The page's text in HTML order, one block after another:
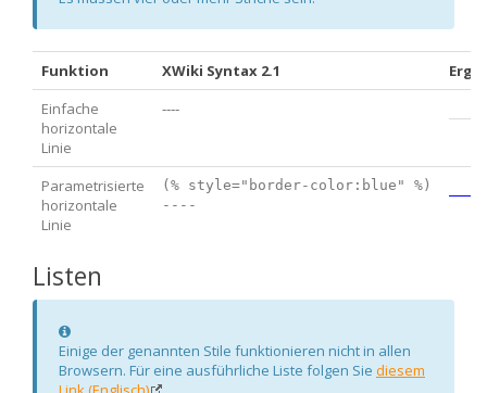
Funktion XWiki Syntax 2.1
Einfache
horizontale
Linie
----
Parametrisierte
horizontale
Linie
(% style="border-color:blue" %)
Listen
Information
Einige der genannten Stile funktionieren nicht in allen
Browsern. Für eine ausführliche Liste folgen Sie diesem